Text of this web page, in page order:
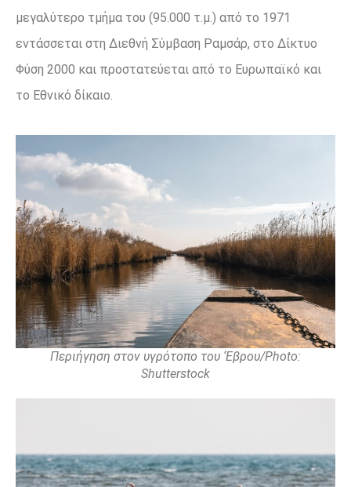
μεγαλύτερο τμήμα του (95.000 τ.μ.) από το 1971
εντάσσεται στη Διεθνή Σύμβαση Ραμσάρ, στο Δίκτυο
Φύση 2000 και προστατεύεται από το Ευρωπαϊκό και
το Εθνικό δίκαιο.
Περιήγηση στον υγρότοπο του ‘Εβρου/Photo:
Shutterstock